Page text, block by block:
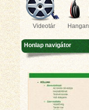
Videotár
Honlap navigátor